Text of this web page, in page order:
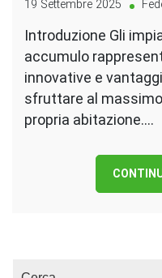
19 Settembre 2025
Introduzione Gli
accumulo
innovative e
sfruttare al massimo
propria abitazione.…